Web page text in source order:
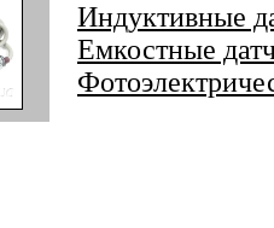
Индуктивные
Емкостные